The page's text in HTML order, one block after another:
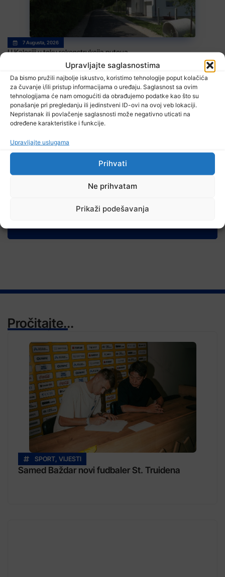
Upravljajte saglasnostima
Da bismo pružili najbolje iskustvo, koristimo tehnologije poput kolačića
za čuvanje i/ili pristup informacijama o uređaju. Saglasnost sa ovim
tehnologijama će nam omogućiti da obrađujemo podatke kao što su
ponašanje pri pregledanju ili jedinstveni ID-ovi na ovoj veb lokaciji.
Nepristanak ili povlačenje saglasnosti može negativno uticati na
određene karakteristike i funkcije.
Upravljajte uslugama
Prihvati
Ne prihvatam
Prikaži podešavanja
7 Augusta, 2026
U Kalesiji u toku rekonstrukcija puteva
7 Augusta, 2026
Poslodavci dužni zaštiti zdravlje radnika
Pročitajte...
SPORT, VIJESTI
Samed Baždar novi fudbaler St. Truidena